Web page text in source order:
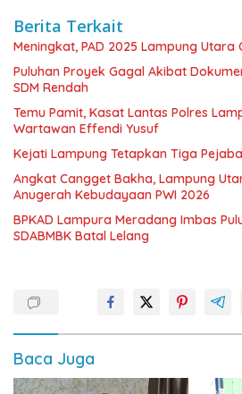
Berita Terkait
Meningkat, PAD 2025 Lampung Utara
Puluhan Proyek Gagal Akibat
SDM Rendah
Temu Pamit, Kasat Lantas Polres
Wartawan Effendi Yusuf
Kejati Lampung Tetapkan Tiga
Angkat Cangget Bakha, Lampung
Anugerah Kebudayaan PWI 2026
BPKAD Lampura Meradang Imbas
SDABMBK Batal Lelang
Baca Juga